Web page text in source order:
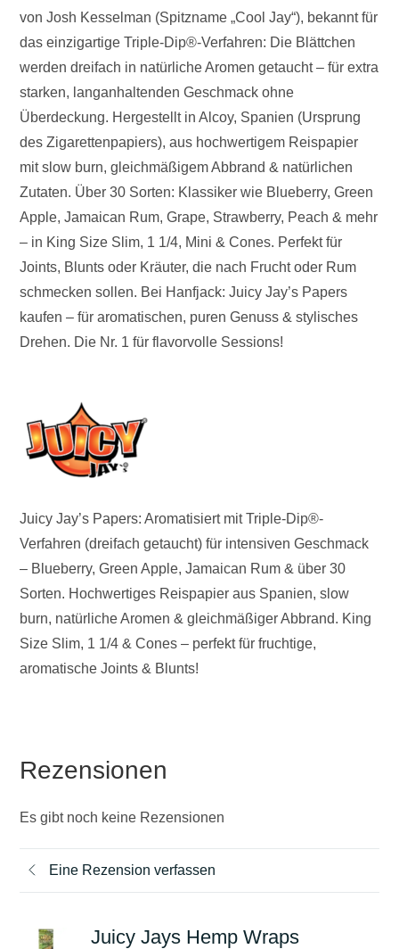
von Josh Kesselman (Spitzname „Cool Jay“), bekannt für
das einzigartige Triple-Dip®-Verfahren: Die Blättchen
werden dreifach in natürliche Aromen getaucht – für extra
starken, langanhaltenden Geschmack ohne
Überdeckung. Hergestellt in Alcoy, Spanien (Ursprung
des Zigarettenpapiers), aus hochwertigem Reispapier
mit slow burn, gleichmäßigem Abbrand & natürlichen
Zutaten. Über 30 Sorten: Klassiker wie Blueberry, Green
Apple, Jamaican Rum, Grape, Strawberry, Peach & mehr
– in King Size Slim, 1 1/4, Mini & Cones. Perfekt für
Joints, Blunts oder Kräuter, die nach Frucht oder Rum
schmecken sollen. Bei Hanfjack: Juicy Jay’s Papers
kaufen – für aromatischen, puren Genuss & stylisches
Drehen. Die Nr. 1 für flavorvolle Sessions!
Juicy Jay’s Papers: Aromatisiert mit Triple-Dip®-
Verfahren (dreifach getaucht) für intensiven Geschmack
– Blueberry, Green Apple, Jamaican Rum & über 30
Sorten. Hochwertiges Reispapier aus Spanien, slow
burn, natürliche Aromen & gleichmäßiger Abbrand. King
Size Slim, 1 1/4 & Cones – perfekt für fruchtige,
aromatische Joints & Blunts!
Rezensionen
Es gibt noch keine Rezensionen
Eine Rezension verfassen
Juicy Jays Hemp Wraps